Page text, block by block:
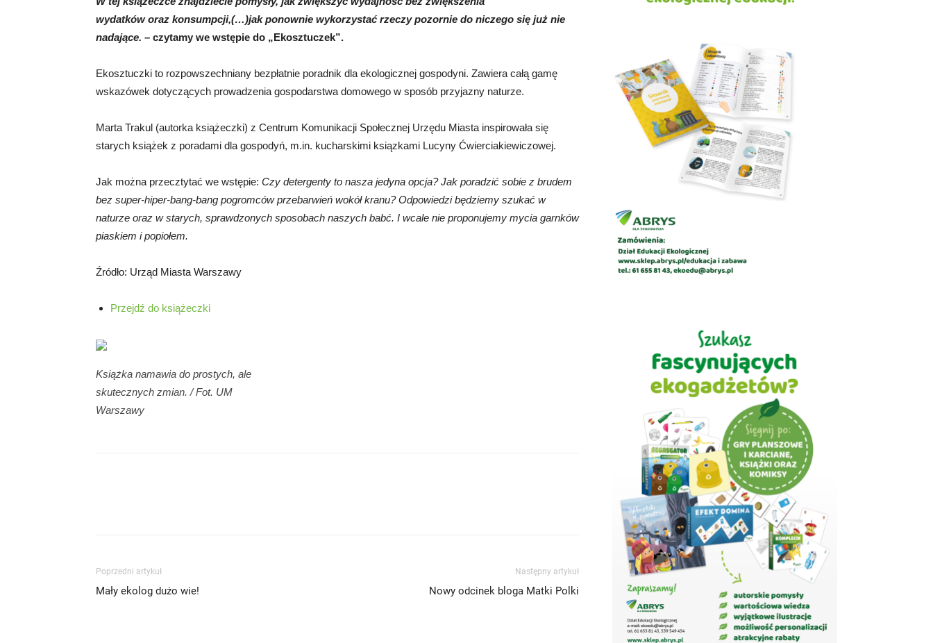
wydatków oraz konsumpcji,(…)jak ponownie wykorzystać rzeczy pozornie do niczego się już nie
nadające. – czytamy we wstępie do „Ekosztuczek”.
Ekosztuczki to rozpowszechniany bezpłatnie poradnik dla ekologicznej gospodyni. Zawiera całą gamę
wskazówek dotyczących prowadzenia gospodarstwa domowego w sposób przyjazny naturze.
Marta Trakul (autorka książeczki) z Centrum Komunikacji Społecznej Urzędu Miasta inspirowała się
starych książek z poradami dla gospodyń, m.in. kucharskimi ksiązkami Lucyny Ćwierciakiewiczowej.
Jak można przecztytać we wstępie: Czy detergenty to nasza jedyna opcja? Jak poradzić sobie z brudem
bez super-hiper-bang-bang pogromców przebarwień wokół kranu? Odpowiedzi będziemy szukać w
naturze oraz w starych, sprawdzonych sposobach naszych babć. I wcale nie proponujemy mycia garnków
piaskiem i popiołem.
Źródło: Urząd Miasta Warszawy
Przejdź do książeczki
Książka namawia do prostych, ale
skutecznych zmian. / Fot. UM
Warszawy
Poprzedni artykuł
Mały ekolog dużo wie!
Następny artykuł
Nowy odcinek bloga Matki Polki